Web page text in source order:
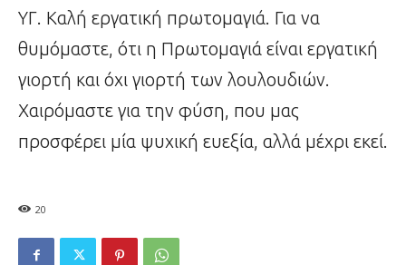
ΥΓ. Καλή εργατική πρωτομαγιά. Για να
θυμόμαστε, ότι η Πρωτομαγιά είναι εργατική
γιορτή και όχι γιορτή των λουλουδιών.
Χαιρόμαστε για την φύση, που μας
προσφέρει μία ψυχική ευεξία, αλλά μέχρι εκεί.
20